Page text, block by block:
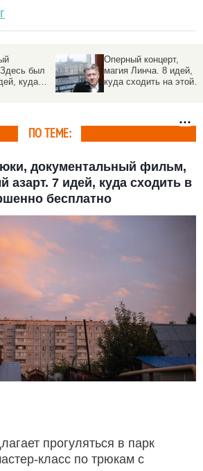
был
куда
Оперный концерт,
магия Линча. 8 идей,
куда сходить на этой
ПО ТЕМЕ:
документальный фильм,
азарт. 7 идей, куда сходить в
бесплатно
прогуляться в парк
класс по трюкам с